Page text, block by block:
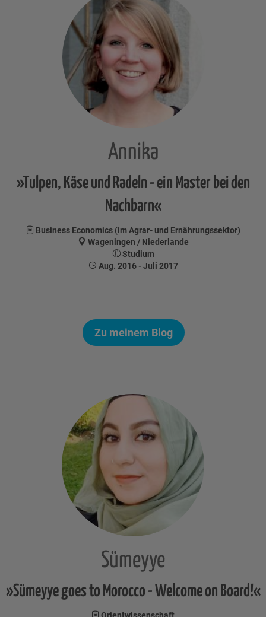
Annika
»Tulpen, Käse und Radeln - ein Master bei den
Nachbarn«
Business Economics (im Agrar- und Ernährungssektor)
Wageningen / Niederlande
Studium
Aug. 2016 - Juli 2017
Zu meinem Blog
Sümeyye
»Sümeyye goes to Morocco - Welcome on Board!«